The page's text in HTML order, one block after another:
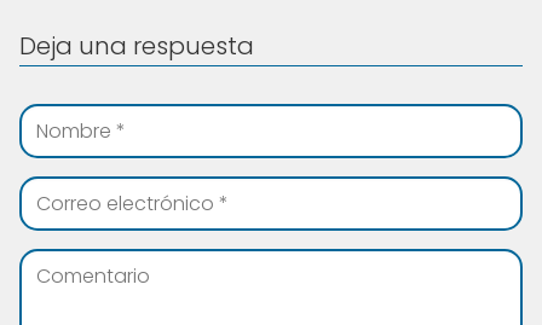
Deja una respuesta